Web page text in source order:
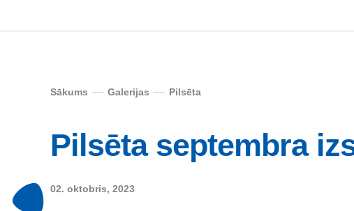
Sākums Galerijas Pilsēta
Pilsēta septembra
02. oktobris, 2023